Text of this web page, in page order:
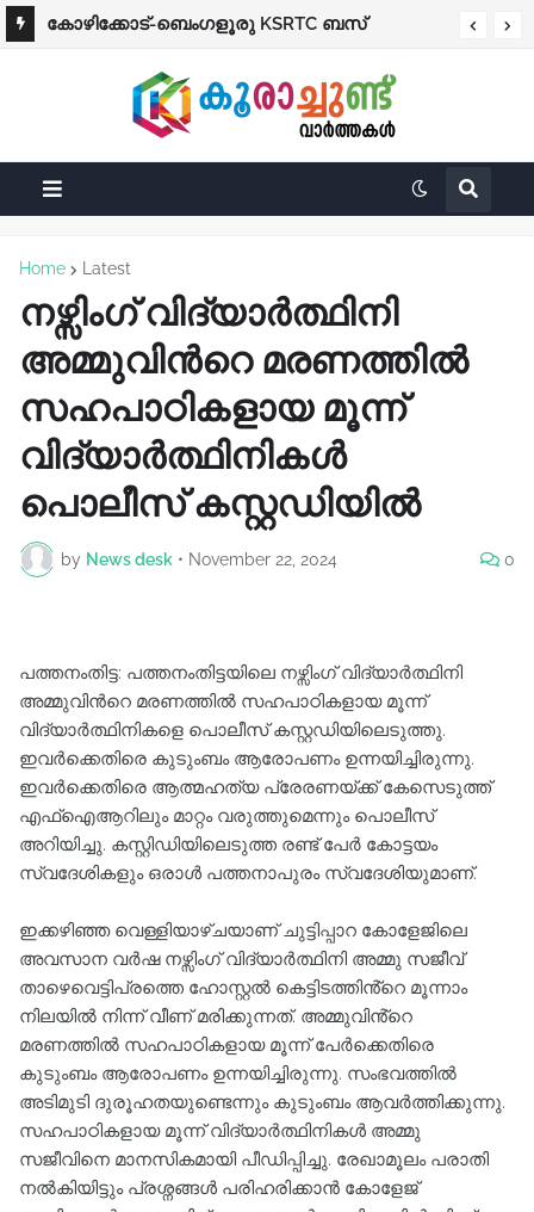
കോഴിക്കോട്-ബെംഗളൂരു KSRTC ബസ്
ഡ്രൈവർക്കും കണ്ടക്ടർക്കും ദാരുണാന്ത്യം
Home Latest
നഴ്സിംഗ് വിദ്യാർത്ഥിനി
അമ്മുവിന്‍റെ മരണത്തിൽ
സഹപാഠികളായ മൂന്ന്
വിദ്യാർത്ഥിനികള്‍
പൊലീസ് കസ്റ്റഡിയിൽ
by News desk • November 22, 2024 0
പത്തനംതിട്ട: പത്തനംതിട്ടയിലെ നഴ്സിംഗ് വിദ്യാർത്ഥിനി
അമ്മുവിന്‍റെ മരണത്തിൽ സഹപാഠികളായ മൂന്ന്
വിദ്യാർത്ഥിനികളെ പൊലീസ് കസ്റ്റഡിയിലെടുത്തു.
ഇവർക്കെതിരെ കുടുംബം ആരോപണം ഉന്നയിച്ചിരുന്നു.
ഇവര്‍ക്കെതിരെ ആത്മഹത്യ പ്രേരണയ്ക്ക് കേസെടുത്ത്
എഫ്ഐആറിലും മാറ്റം വരുത്തുമെന്നും പൊലീസ്
അറിയിച്ചു. കസ്റ്റിഡിയിലെടുത്ത രണ്ട് പേർ കോട്ടയം
സ്വദേശികളും ഒരാൾ പത്തനാപുരം സ്വദേശിയുമാണ്.
ഇക്കഴിഞ്ഞ വെള്ളിയാഴ്ചയാണ് ചുട്ടിപ്പാറ കോളേജിലെ
അവസാന വർഷ നഴ്സിംഗ് വിദ്യാർത്ഥിനി അമ്മു സജീവ്
താഴെവെട്ടിപ്രത്തെ ഹോസ്റ്റൽ കെട്ടിടത്തിൻ്റെ മൂന്നാം
നിലയിൽ നിന്ന് വീണ് മരിക്കുന്നത്. അമ്മുവിൻ്റെ
മരണത്തിൽ സഹപാഠികളായ മൂന്ന് പേര്‍ക്കെതിരെ
കുടുംബം ആരോപണം ഉന്നയിച്ചിരുന്നു. സംഭവത്തില്‍
അടിമുടി ദുരൂഹതയുണ്ടെന്നും കുടുംബം ആവർത്തിക്കുന്നു.
സഹപാഠികളായ മൂന്ന് വിദ്യാർത്ഥിനികൾ അമ്മു
സജീവിനെ മാനസികമായി പീഡിപ്പിച്ചു. രേഖാമൂലം പരാതി
നൽകിയിട്ടും പ്രശ്നങ്ങൾ പരിഹരിക്കാൻ കോളേജ്